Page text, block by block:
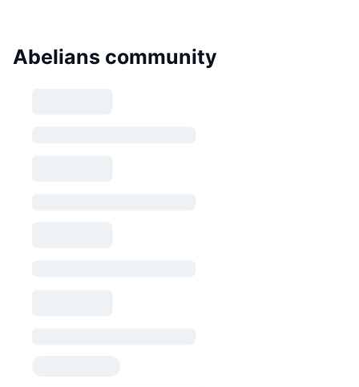
Abelians community